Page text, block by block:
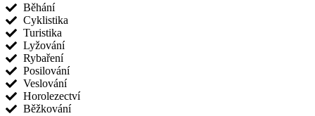
Běhání
Cyklistika
Turistika
Lyžování
Rybaření
Posilování
Veslování
Horolezectví
Běžkování